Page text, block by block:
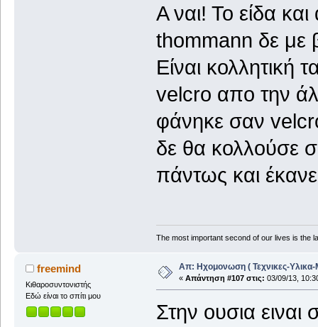
Α ναι! Το είδα
thommann δε με
Είναι κολλητική
velcro απο την
φάνηκε σαν
δε θα κολλούσε
πάντως και
The most important second of our lives is the
freemind
Κιθαροσυντονιστής
Εδώ είναι το σπίτι μου
Απ: Ηχομονωση ( Τεχνικες-Υλικα-
« Απάντηση #107 στις: 03/09/13,
Στην ουσια